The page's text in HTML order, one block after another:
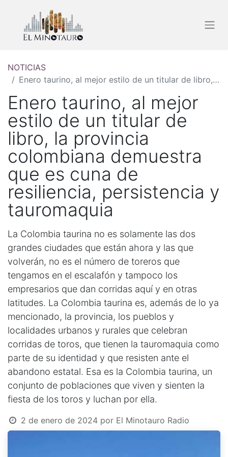
NOTICIAS
Enero taurino, al mejor estilo de un titular de libro, la provincia colombiana demuestra que es cuna de resiliencia, persistencia y tauromaquia
Enero taurino, al mejor
estilo de un titular de
libro, la provincia
colombiana demuestra
que es cuna de
resiliencia, persistencia y
tauromaquia
La Colombia taurina no es solamente las dos
grandes ciudades que están ahora y las que
volverán, no es el número de toreros que
tengamos en el escalafón y tampoco los
empresarios que dan corridas aquí y en otras
latitudes. La Colombia taurina es, además de lo ya
mencionado, la provincia, los pueblos y
localidades urbanos y rurales que celebran
corridas de toros, que tienen la tauromaquia como
parte de su identidad y que resisten ante el
abandono estatal. Esa es la Colombia taurina, un
conjunto de poblaciones que viven y sienten la
fiesta de los toros y luchan por ella.
2 de enero de 2024 por El Minotauro Radio